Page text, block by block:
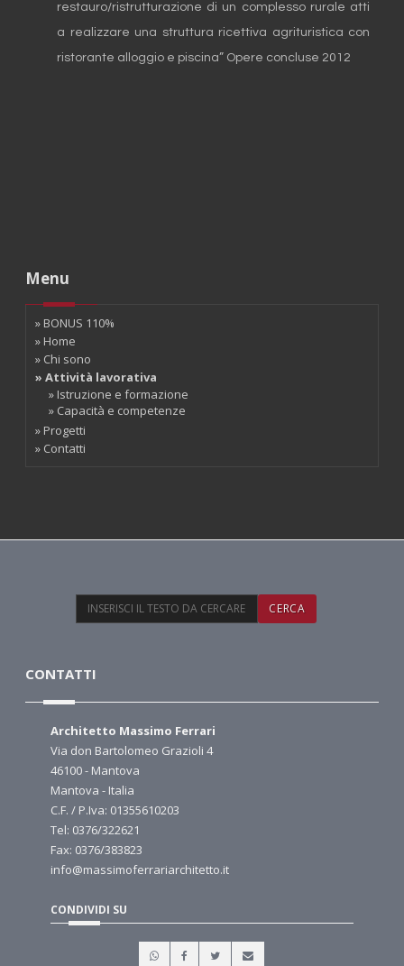
restauro/ristrutturazione di un complesso rurale atti
a realizzare una struttura ricettiva agrituristica con
ristorante alloggio e piscina” Opere concluse 2012
Menu
» BONUS 110%
» Home
» Chi sono
» Attività lavorativa
» Istruzione e formazione
» Capacità e competenze
» Progetti
» Contatti
CONTATTI
Architetto Massimo Ferrari
Via don Bartolomeo Grazioli 4
46100 - Mantova
Mantova - Italia
C.F. / P.Iva: 01355610203
Tel: 0376/322621
Fax: 0376/383823
info@massimoferrariarchitetto.it
CONDIVIDI SU